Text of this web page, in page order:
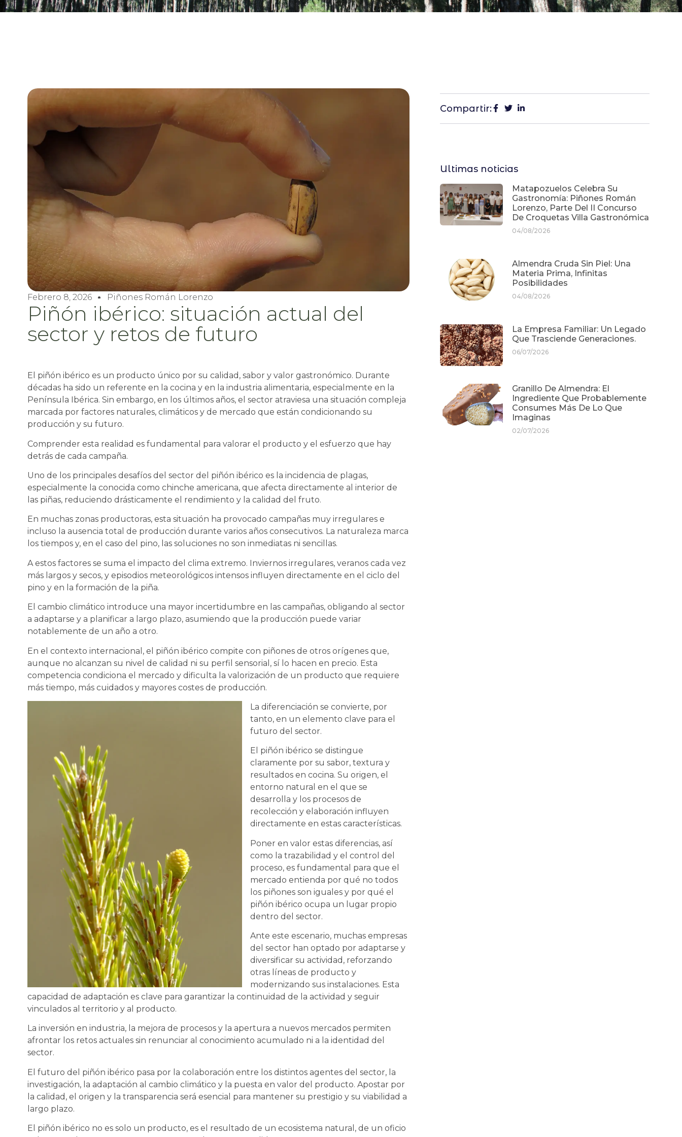
Febrero 8, 2026 Piñones Román Lorenzo
Piñón ibérico: situación actual del
sector y retos de futuro
El piñón ibérico es un producto único por su calidad, sabor y valor gastronómico. Durante
décadas ha sido un referente en la cocina y en la industria alimentaria, especialmente en la
Península Ibérica. Sin embargo, en los últimos años, el sector atraviesa una situación compleja
marcada por factores naturales, climáticos y de mercado que están condicionando su
producción y su futuro.
Comprender esta realidad es fundamental para valorar el producto y el esfuerzo que hay
detrás de cada campaña.
Uno de los principales desafíos del sector del piñón ibérico es la incidencia de plagas,
especialmente la conocida como chinche americana, que afecta directamente al interior de
las piñas, reduciendo drásticamente el rendimiento y la calidad del fruto.
En muchas zonas productoras, esta situación ha provocado campañas muy irregulares e
incluso la ausencia total de producción durante varios años consecutivos. La naturaleza marca
los tiempos y, en el caso del pino, las soluciones no son inmediatas ni sencillas.
A estos factores se suma el impacto del clima extremo. Inviernos irregulares, veranos cada vez
más largos y secos, y episodios meteorológicos intensos influyen directamente en el ciclo del
pino y en la formación de la piña.
El cambio climático introduce una mayor incertidumbre en las campañas, obligando al sector
a adaptarse y a planificar a largo plazo, asumiendo que la producción puede variar
notablemente de un año a otro.
En el contexto internacional, el piñón ibérico compite con piñones de otros orígenes que,
aunque no alcanzan su nivel de calidad ni su perfil sensorial, sí lo hacen en precio. Esta
competencia condiciona el mercado y dificulta la valorización de un producto que requiere
más tiempo, más cuidados y mayores costes de producción.
La diferenciación se convierte, por
tanto, en un elemento clave para el
futuro del sector.
El piñón ibérico se distingue
claramente por su sabor, textura y
resultados en cocina. Su origen, el
entorno natural en el que se
desarrolla y los procesos de
recolección y elaboración influyen
directamente en estas características.
Poner en valor estas diferencias, así
como la trazabilidad y el control del
proceso, es fundamental para que el
mercado entienda por qué no todos
los piñones son iguales y por qué el
piñón ibérico ocupa un lugar propio
dentro del sector.
Ante este escenario, muchas empresas
del sector han optado por adaptarse y
diversificar su actividad, reforzando
otras líneas de producto y
modernizando sus instalaciones. Esta
capacidad de adaptación es clave para garantizar la continuidad de la actividad y seguir
vinculados al territorio y al producto.
La inversión en industria, la mejora de procesos y la apertura a nuevos mercados permiten
afrontar los retos actuales sin renunciar al conocimiento acumulado ni a la identidad del
sector.
El futuro del piñón ibérico pasa por la colaboración entre los distintos agentes del sector, la
investigación, la adaptación al cambio climático y la puesta en valor del producto. Apostar por
la calidad, el origen y la transparencia será esencial para mantener su prestigio y su viabilidad a
largo plazo.
El piñón ibérico no es solo un producto, es el resultado de un ecosistema natural, de un oficio
Compartir:
Ultimas noticias
Matapozuelos Celebra Su
Gastronomía: Piñones Román
Lorenzo, Parte Del II Concurso
De Croquetas Villa Gastronómica
04/08/2026
Almendra Cruda Sin Piel: Una
Materia Prima, Infinitas
Posibilidades
04/08/2026
La Empresa Familiar: Un Legado
Que Trasciende Generaciones.
06/07/2026
Granillo De Almendra: El
Ingrediente Que Probablemente
Consumes Más De Lo Que
Imaginas
02/07/2026